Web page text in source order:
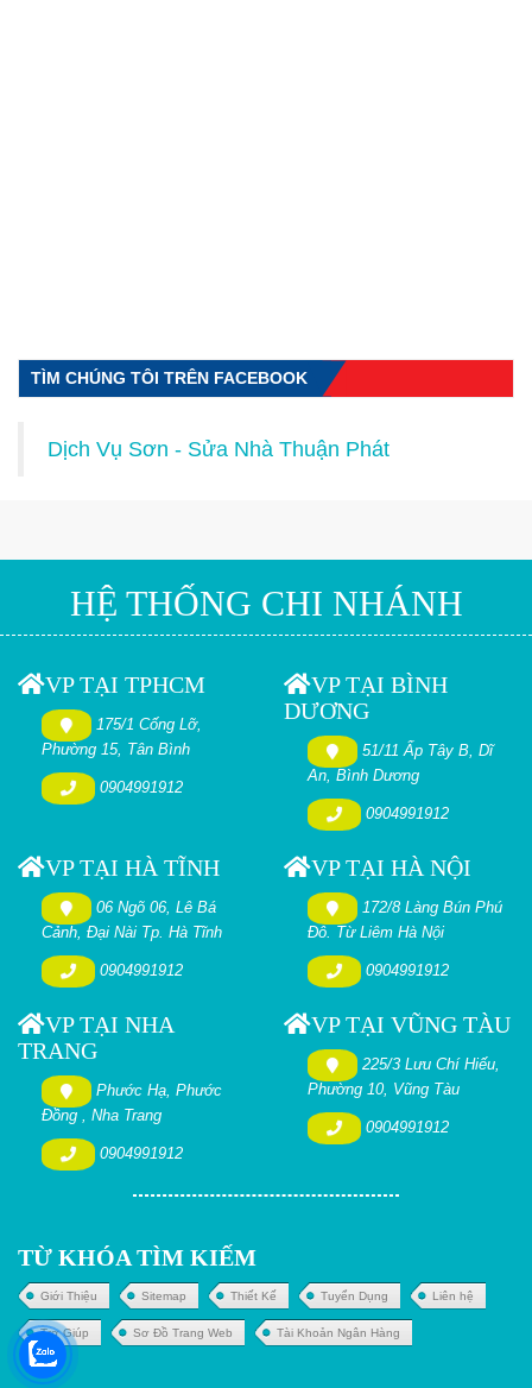
TÌM CHÚNG TÔI TRÊN FACEBOOK
Dịch Vụ Sơn - Sửa Nhà Thuận Phát
HỆ THỐNG CHI NHÁNH
VP TẠI TPHCM
175/1 Cống Lỡ,
Phường 15, Tân Bình
0904991912
VP TẠI BÌNH
DƯƠNG
51/11 Ấp Tây B, Dĩ
An, Bình Dương
0904991912
VP TẠI HÀ TĨNH
06 Ngõ 06, Lê Bá
Cảnh, Đại Nài Tp. Hà Tĩnh
0904991912
VP TẠI HÀ NỘI
172/8 Làng Bún Phú
Đô. Từ Liêm Hà Nội
0904991912
VP TẠI NHA
TRANG
Phước Hạ, Phước
Đồng , Nha Trang
0904991912
VP TẠI VŨNG TÀU
225/3 Lưu Chí Hiếu,
Phường 10, Vũng Tàu
0904991912
TỪ KHÓA TÌM KIẾM
Giới Thiệu Sitemap Thiết Kế Tuyển Dụng Liên hệ
Trợ Giúp Sơ Đồ Trang Web Tài Khoản Ngân Hàng